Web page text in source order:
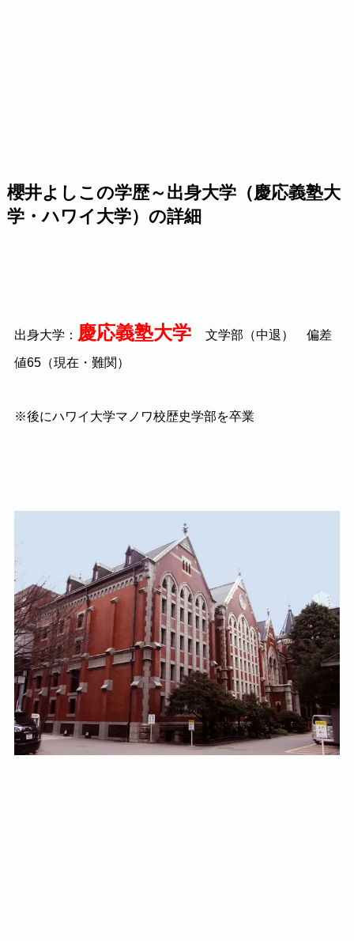
櫻井よしこの学歴～出身大学（慶応義塾大
学・ハワイ大学）の詳細
出身大学： 慶応義塾大学 文学部（中退） 偏差
値65（現在・難関）
※後にハワイ大学マノワ校歴史学部を卒業